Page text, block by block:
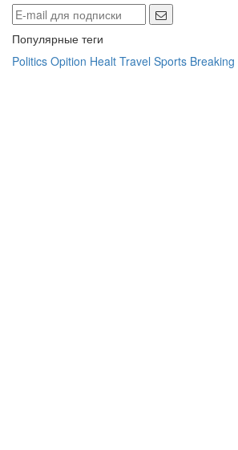
Популярные теги
Politics Opition Healt Travel Sports Breaking